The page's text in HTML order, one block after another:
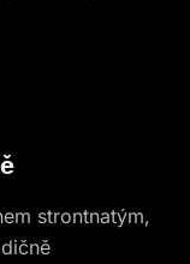
strontnatým,